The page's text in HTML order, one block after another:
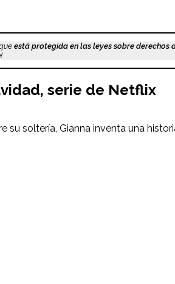
está protegida en las leyes sobre derechos
, serie de Netflix
soltería, Gianna inventa una